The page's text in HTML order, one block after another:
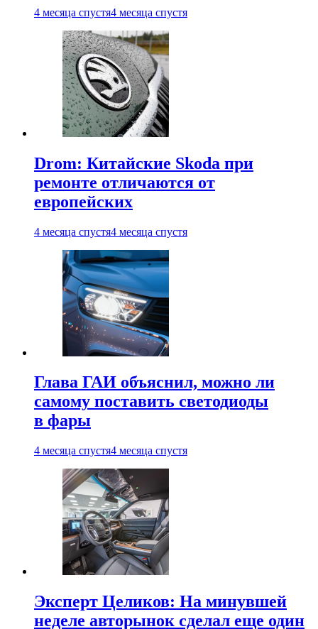
4 месяца спустя4 месяца спустя
Drom: Китайские Skoda при
ремонте отличаются от
европейских
4 месяца спустя4 месяца спустя
Глава ГАИ объяснил, можно ли
самому поставить светодиоды
в фары
4 месяца спустя4 месяца спустя
Эксперт Целиков: На минувшей
неделе авторынок сделал еще один